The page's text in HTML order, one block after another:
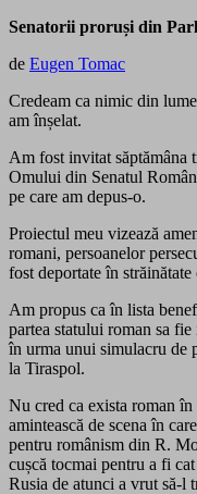
Senatorii proruși din
de Eugen Tomac
Credeam ca nimic din
am înșelat.
Am fost invitat săptămâna
Omului din Senatul
pe care am depus-o.
Proiectul meu vizează
romani, persoanelor
fost deportate în
Am propus ca în lista
partea statului roman sa
în urma unui simulacru de
la Tiraspol.
Nu cred ca exista roman în
amintească de scena în
pentru românism din R.
cușcă tocmai pentru a fi
Rusia de atunci a vrut să-l